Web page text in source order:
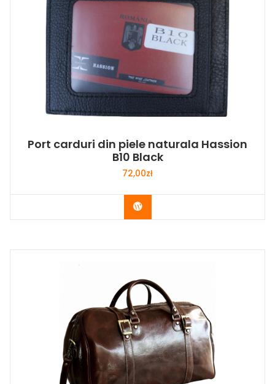
Port carduri din piele naturala Hassion
B10 Black
72,00zł
Buy Now